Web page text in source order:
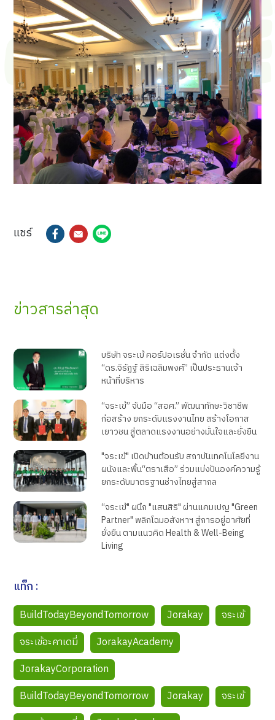
แชร์
ข่าวสารล่าสุด
บริษัท จระเข้ คอร์ปอเรชั่น จำกัด แต่งตั้ง
“ดร.จิรัฏฐ์ สิริเฉลิมพงศ์” เป็นประธานเจ้า
หน้าที่บริหาร
“จระเข้” จับมือ “สอศ.” พัฒนาทักษะวิชาชีพ
ก่อสร้าง ยกระดับแรงงานไทย สร้างโอกาส
เยาวชน สู่ตลาดแรงงานอย่างมั่นใจและยั่งยืน
"จระเข้" เปิดบ้านต้อนรับ สถาบันเทคโนโลยีงาน
ผนังและพื้น“ตราเสือ” ร่วมแบ่งปันองค์ความรู้
ยกระดับมาตรฐานช่างไทยสู่สากล
“จระเข้" ผนึก "แสนสิริ" ผ่านแคมเปญ "Green
Partner" พลิกโฉมอสังหาฯ สู่การอยู่อาศัยที่
ยั่งยืน ตามแนวคิด Health & Well-Being
Living
แท็ก :
BuildTodayBeyondTomorrow Jorakay
จระเข้
จระเข้อะคาเดมี่
JorakayAcademy
JorakayCorporation
BuildTodayBeyondTomorrow
Jorakay
จระเข้